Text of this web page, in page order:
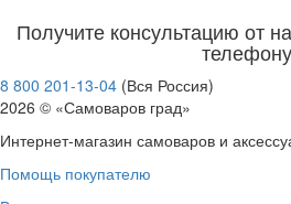
Получите консультацию от
телефону
8 800 201-13-04 (Вся Россия)
2026 © «Самоваров град»
Интернет-магазин самоваров и
Помощь покупателю